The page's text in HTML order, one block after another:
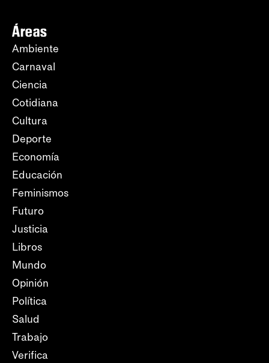
Áreas
Ambiente
Carnaval
Ciencia
Cotidiana
Cultura
Deporte
Economía
Educación
Feminismos
Futuro
Justicia
Libros
Mundo
Opinión
Política
Salud
Trabajo
Verifica